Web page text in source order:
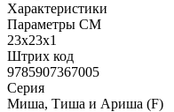
Характеристики
Параметры СМ
23х23х1
Штрих код
9785907367005
Серия
Миша, Тиша и Ариша (F)